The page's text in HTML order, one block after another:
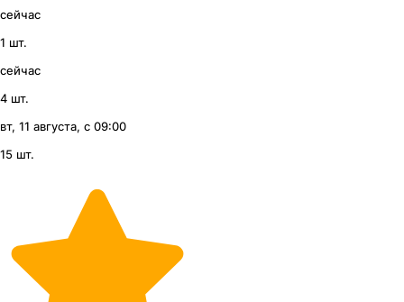
сейчас
1 шт.
сейчас
4 шт.
вт, 11 августа, с 09:00
15 шт.